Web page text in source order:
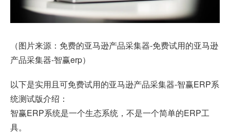
（图片来源：免费的亚马逊产品采集器-免费试用的亚马逊
产品采集器-智赢erp）
以下是实用且可免费试用的亚马逊产品采集器-智赢ERP系
统测试版介绍：
智赢ERP系统是一个生态系统，不是一个简单的ERP工
具。